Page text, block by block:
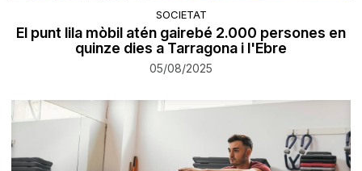
SOCIETAT
El punt lila mòbil atén gairebé 2.000 persones en
quinze dies a Tarragona i l'Ebre
05/08/2025